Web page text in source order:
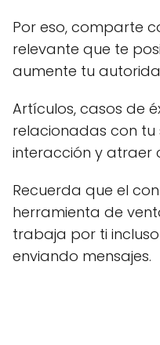
Por eso, comparte
relevante que te
aumente tu
Artículos, casos de
relacionadas con
interacción y atraer
Recuerda que el
herramienta de
trabaja por ti
enviando mensajes.